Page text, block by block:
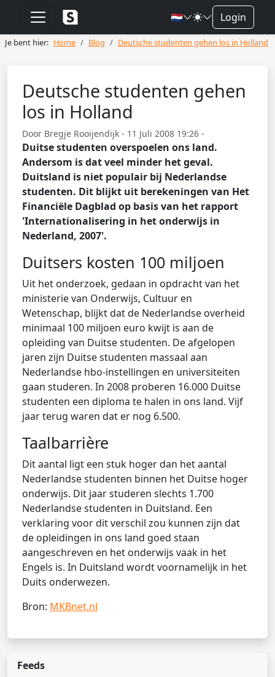
🇳🇱 Login
Je bent hier: Home Blog Deutsche studenten gehen los in Holland
Deutsche studenten gehen
los in Holland
Door Bregje Rooijendijk - 11 Juli 2008 19:26 -
Duitse studenten overspoelen ons land.
Andersom is dat veel minder het geval.
Duitsland is niet populair bij Nederlandse
studenten. Dit blijkt uit berekeningen van Het
Financiële Dagblad op basis van het rapport
'Internationalisering in het onderwijs in
Nederland, 2007'.
Duitsers kosten 100 miljoen
Uit het onderzoek, gedaan in opdracht van het
ministerie van Onderwijs, Cultuur en
Wetenschap, blijkt dat de Nederlandse overheid
minimaal 100 miljoen euro kwijt is aan de
opleiding van Duitse studenten. De afgelopen
jaren zijn Duitse studenten massaal aan
Nederlandse hbo-instellingen en universiteiten
gaan studeren. In 2008 proberen 16.000 Duitse
studenten een diploma te halen in ons land. Vijf
jaar terug waren dat er nog 6.500.
Taalbarrière
Dit aantal ligt een stuk hoger dan het aantal
Nederlandse studenten binnen het Duitse hoger
onderwijs. Dit jaar studeren slechts 1.700
Nederlandse studenten in Duitsland. Een
verklaring voor dit verschil zou kunnen zijn dat
de opleidingen in ons land goed staan
aangeschreven en het onderwijs vaak in het
Engels is. In Duitsland wordt voornamelijk in het
Duits onderwezen.
Bron: MKBnet.nl
Feeds